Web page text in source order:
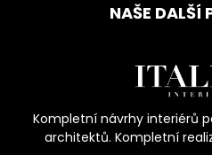
NAŠE DALŠÍ
Kompletní návrhy interiérů
architektů. Kompletní